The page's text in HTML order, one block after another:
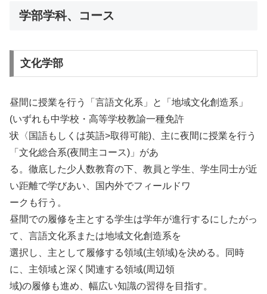
学部学科、コース
文化学部
昼間に授業を行う「言語文化系」と「地域文化創造系」
(いずれも中学校・高等学校教諭一種免許
状〈国語もしくは英語>取得可能)、主に夜間に授業を行う
「文化総合系(夜間主コース)」があ
る。徹底した少人数教育の下、教員と学生、学生同士が近
い距離で学びあい、国内外でフィールドワ
ークも行う。
昼間での履修を主とする学生は学年が進行するにしたがっ
て、言語文化系または地域文化創造系を
選択し、主として履修する領域(主領域)を決める。同時
に、主領域と深く関連する領域(周辺領
域)の履修も進め、幅広い知識の習得を目指す。